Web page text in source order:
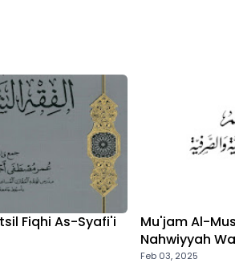
Fiqhi As-Syafi'i
Mu'jam Al-
Nahwiyyah
Feb 03, 2025